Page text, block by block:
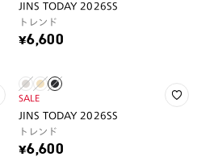
JINS TODAY 2026SS
トレンド
¥6,600
SALE
JINS TODAY 2026SS
トレンド
¥6,600